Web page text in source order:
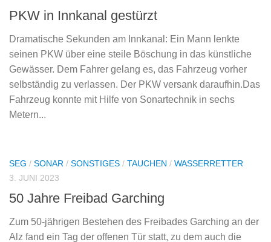
PKW in Innkanal gestürzt
Dramatische Sekunden am Innkanal: Ein Mann lenkte
seinen PKW über eine steile Böschung in das künstliche
Gewässer. Dem Fahrer gelang es, das Fahrzeug vorher
selbständig zu verlassen. Der PKW versank daraufhin.Das
Fahrzeug konnte mit Hilfe von Sonartechnik in sechs
Metern...
SEG / SONAR / SONSTIGES / TAUCHEN / WASSERRETTER
3. JUNI 2023
50 Jahre Freibad Garching
Zum 50-jährigen Bestehen des Freibades Garching an der
Alz fand ein Tag der offenen Tür statt, zu dem auch die